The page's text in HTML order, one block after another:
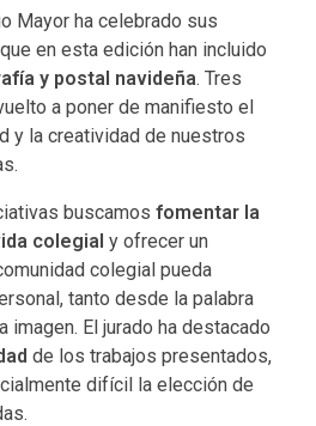
Mayor ha celebrado sus
en esta edición han incluido
y postal navideña. Tres
a poner de manifiesto el
y la creatividad de nuestros
buscamos fomentar la
colegial y ofrecer un
colegial pueda
tanto desde la palabra
El jurado ha destacado
de los trabajos presentados,
difícil la elección de